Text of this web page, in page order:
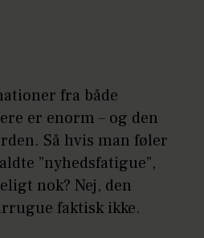
mod Trump
i april,
Victor Orbans
… eller, eller,
…
fra både
er enorm – og den
Så hvis man føler
”nyhedsfatigue”,
nok? Nej, den
faktisk ikke.